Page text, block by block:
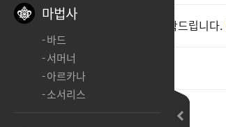
마법사
바드
서머너
아르카나
소서리스
딜홀나와 버서커 중에 추천 부탁드립니다.
12월 7일아 빨리 와라~!!